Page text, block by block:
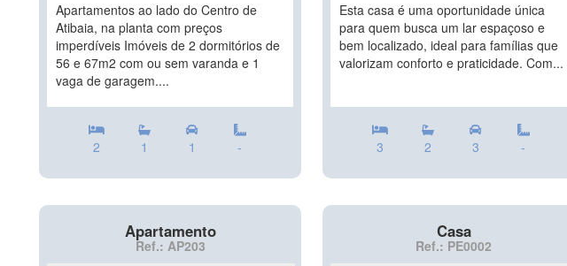
Apartamentos ao lado do Centro de
Atibaia, na planta com preços
imperdíveis Imóveis de 2 dormitórios de
56 e 67m2 com ou sem varanda e 1
vaga de garagem....
2 1 1 -
Esta casa é uma oportunidade única
para quem busca um lar espaçoso e
bem localizado, ideal para famílias que
valorizam conforto e praticidade. Com...
3 2 3 -
Apartamento
Ref.: AP203
Casa
Ref.: PE0002